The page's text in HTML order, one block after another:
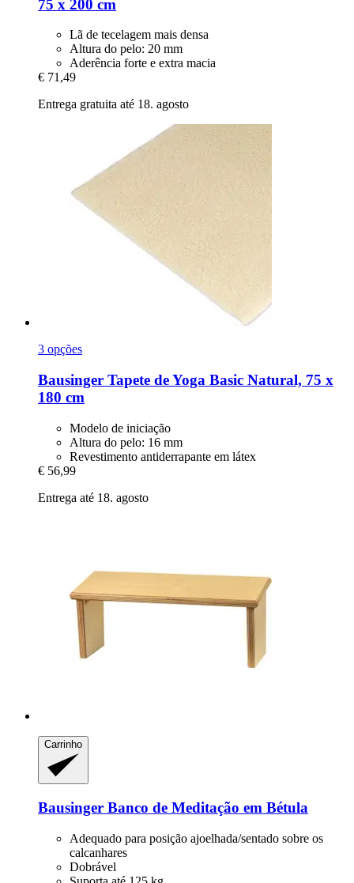
75 x 200 cm
Lã de tecelagem mais densa
Altura do pelo: 20 mm
Aderência forte e extra macia
€ 71,49
Entrega gratuita até 18. agosto
3 opções
Bausinger Tapete de Yoga Basic Natural, 75 x
180 cm
Modelo de iniciação
Altura do pelo: 16 mm
Revestimento antiderrapante em látex
€ 56,99
Entrega até 18. agosto
Carrinho
Bausinger Banco de Meditação em Bétula
Adequado para posição ajoelhada/sentado sobre os
calcanhares
Dobrável